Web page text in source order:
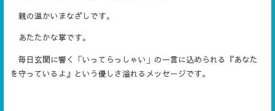
親の温かいまなざしです。
あたたかな掌です。
毎日玄関に響く「いってらっしゃい」の一言に込められる『あなた
を守っているよ』という優しさ溢れるメッセージです。